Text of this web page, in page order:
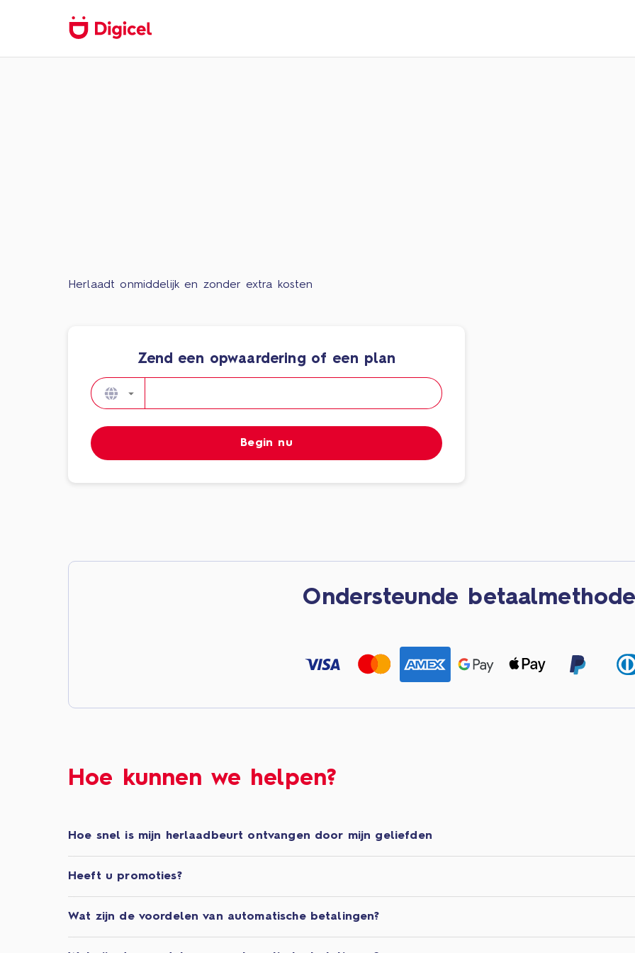
Herlaadt onmiddelijk en zonder extra kosten
Zend een opwaardering of een plan
Begin nu
Ondersteunde
Hoe kunnen we helpen?
Hoe snel is mijn herlaadbeurt ontvangen door mijn geliefden
Heeft u promoties?
Wat zijn de voordelen van automatische betalingen?